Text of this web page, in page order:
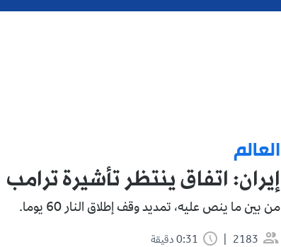
العالم
إيران: اتفاق ينتظر تأشيرة ترامب
من بين ما ينص عليه، تمديد وقف إطلاق النار 60 يوما.
2183